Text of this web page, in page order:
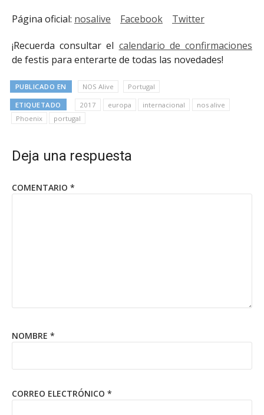
Página oficial: nosalive Facebook Twitter
¡Recuerda consultar el calendario de confirmaciones
de festis para enterarte de todas las novedades!
PUBLICADO EN NOS Alive Portugal
ETIQUETADO 2017 europa internacional
nos alive
Phoenix
portugal
Deja una respuesta
COMENTARIO *
NOMBRE *
CORREO ELECTRÓNICO *